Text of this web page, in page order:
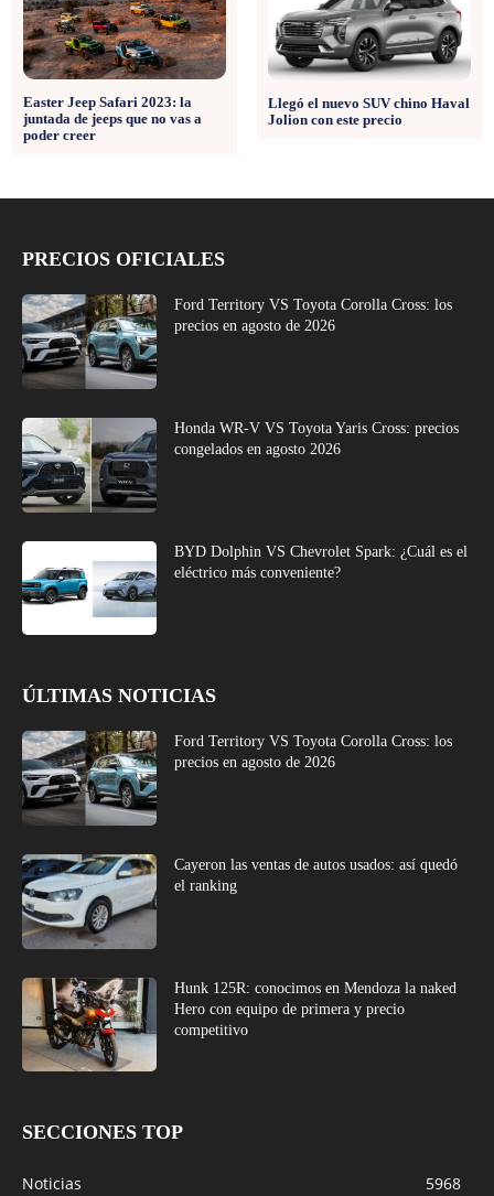
Easter Jeep Safari 2023: la
juntada de jeeps que no vas a
poder creer
Llegó el nuevo SUV chino Haval
Jolion con este precio
PRECIOS OFICIALES
Ford Territory VS Toyota Corolla Cross: los
precios en agosto de 2026
Honda WR-V VS Toyota Yaris Cross: precios
congelados en agosto 2026
BYD Dolphin VS Chevrolet Spark: ¿Cuál es el
eléctrico más conveniente?
ÚLTIMAS NOTICIAS
Ford Territory VS Toyota Corolla Cross: los
precios en agosto de 2026
Cayeron las ventas de autos usados: así quedó
el ranking
Hunk 125R: conocimos en Mendoza la naked
Hero con equipo de primera y precio
competitivo
SECCIONES TOP
Noticias
5968